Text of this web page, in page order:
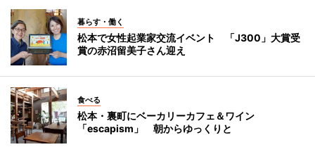
暮らす・働く
松本で女性起業家交流イベント 「J300」大賞受
賞の赤沼留美子さん迎え
食べる
松本・裏町にベーカリーカフェ＆ワイン
「escapism」 朝からゆっくりと